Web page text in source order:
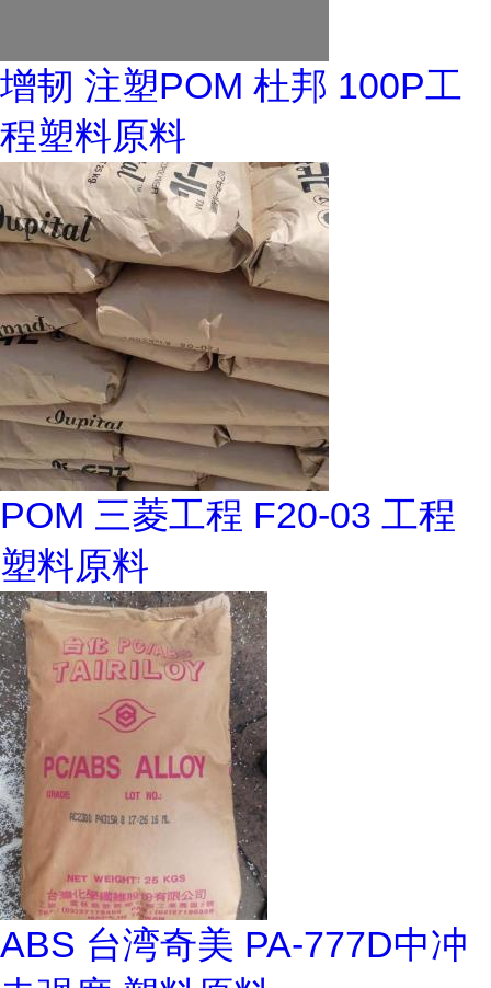
增韧 注塑POM 杜邦 100P工
程塑料原料
POM 三菱工程 F20-03 工程
塑料原料
ABS 台湾奇美 PA-777D中冲